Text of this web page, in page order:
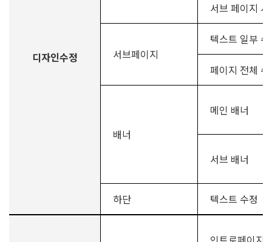
디자인수정
서브 페이지
서브페이지
텍스트 일부
페이지 전체
배너
메인 배너
서브 배너
하단 텍스트 수정